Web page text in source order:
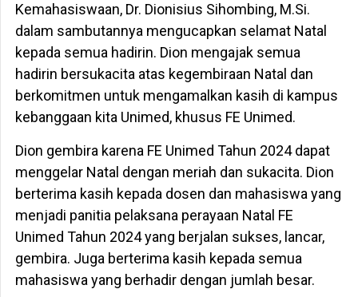
Kemahasiswaan, Dr. Dionisius Sihombing, M.Si.
dalam sambutannya mengucapkan selamat Natal
kepada semua hadirin. Dion mengajak semua
hadirin bersukacita atas kegembiraan Natal dan
berkomitmen untuk mengamalkan kasih di kampus
kebanggaan kita Unimed, khusus FE Unimed.
Dion gembira karena FE Unimed Tahun 2024 dapat
menggelar Natal dengan meriah dan sukacita. Dion
berterima kasih kepada dosen dan mahasiswa yang
menjadi panitia pelaksana perayaan Natal FE
Unimed Tahun 2024 yang berjalan sukses, lancar,
gembira. Juga berterima kasih kepada semua
mahasiswa yang berhadir dengan jumlah besar.